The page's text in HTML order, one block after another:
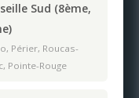
Sud (8ème,
Périer, Roucas-
Pointe-Rouge